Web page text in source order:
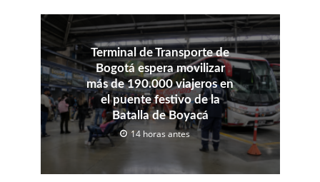
Terminal de Transporte de
Bogotá espera movilizar
más de 190.000 viajeros en
el puente festivo de la
Batalla de Boyacá
14 horas antes